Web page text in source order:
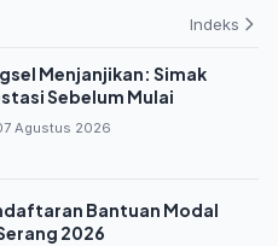
Indeks
Menjanjikan: Simak
Sebelum Mulai
Agustus 2026
Bantuan Modal
2026